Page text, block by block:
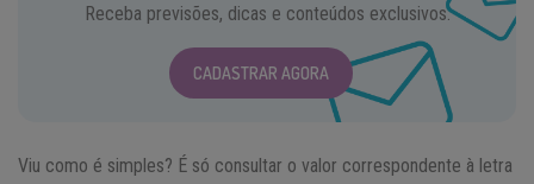
Receba previsões, dicas e conteúdos exclusivos.
CADASTRAR AGORA
Viu como é simples? É só consultar o valor correspondente à letra